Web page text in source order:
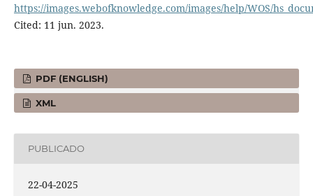
https://images.webofknowledge.com/images/help/WOS/
Cited: 11 jun. 2023.
PDF (ENGLISH)
XML
PUBLICADO
22-04-2025